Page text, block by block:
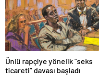
Ünlü rapçiye yönelik “seks
ticareti” davası başladı